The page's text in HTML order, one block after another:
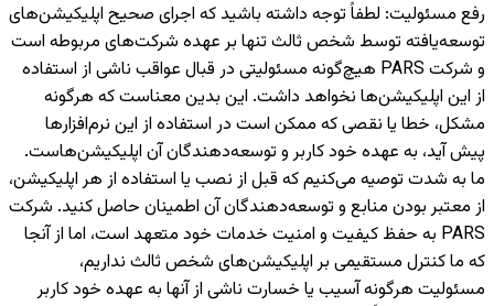
رفع مسئولیت: لطفاً توجه داشته باشید که اجرای صحیح اپلیکیشن‌های
توسعه‌یافته توسط شخص ثالث تنها بر عهده شرکت‌های مربوطه است
و شرکت PARS هیچ‌گونه مسئولیتی در قبال عواقب ناشی از استفاده
از این اپلیکیشن‌ها نخواهد داشت. این بدین معناست که هرگونه
مشکل، خطا یا نقصی که ممکن است در استفاده از این نرم‌افزارها
پیش آید، به عهده خود کاربر و توسعه‌دهندگان آن اپلیکیشن‌هاست.
ما به شدت توصیه می‌کنیم که قبل از نصب یا استفاده از هر اپلیکیشن،
از معتبر بودن منابع و توسعه‌دهندگان آن اطمینان حاصل کنید. شرکت
PARS به حفظ کیفیت و امنیت خدمات خود متعهد است، اما از آنجا
که ما کنترل مستقیمی بر اپلیکیشن‌های شخص ثالث نداریم،
مسئولیت هرگونه آسیب یا خسارت ناشی از آنها به عهده خود کاربر